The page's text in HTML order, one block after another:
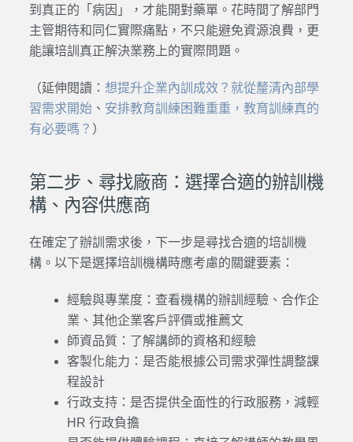
到真正的「病因」，才能開對藥單。花時間了解部門
主管期待和同仁實際痛點，不只能避免資源浪費，更
能讓培訓真正解決業務上的實際問題。
（延伸閱讀： 想提升企業內訓成效？就從釐清內部學
習需求開始、 安排教育訓練困難重重，教育訓練真的
有必要嗎？ ）
第二步、尋找廠商：選擇合適的辦訓機
構、內容供應商
在確定了辦訓需求後，下一步是尋找合適的培訓機
構。以下是選擇培訓機構時應考慮的關鍵要素：
經驗與專業度：查看機構的辦訓經驗、合作企
業、其他企業客戶評價或推薦文
師資品質：了解講師的資格和經驗
客製化能力：是否能根據公司需求彈性調整課
程設計
行政支持：是否提供全面性的行政服務，減輕
HR 行政負擔